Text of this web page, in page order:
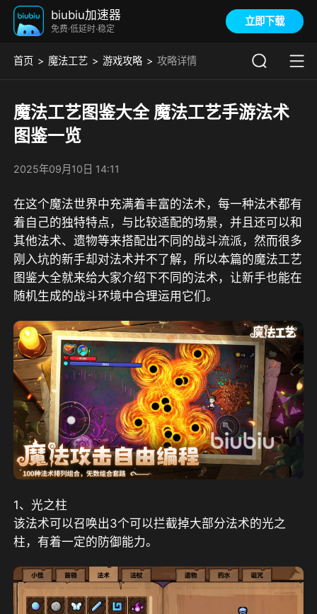
biubiu加速器
免费·低延时·稳定
立即下载
首页 魔法工艺 游戏攻略 攻略详情
魔法工艺图鉴大全 魔法工艺手游法术
图鉴一览
2025年09月10日 14:11
在这个魔法世界中充满着丰富的法术，每一种法术都有
着自己的独特特点，与比较适配的场景，并且还可以和
其他法术、遗物等来搭配出不同的战斗流派，然而很多
刚入坑的新手却对法术并不了解，所以本篇的魔法工艺
图鉴大全就来给大家介绍下不同的法术，让新手也能在
随机生成的战斗环境中合理运用它们。
1、光之柱
该法术可以召唤出3个可以拦截掉大部分法术的光之
柱，有着一定的防御能力。